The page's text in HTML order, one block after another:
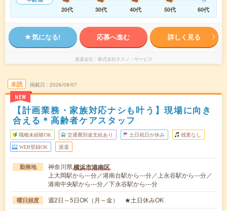
20代
30代 40代 50代 60代
気になる! 応募へ進む 詳しく見る
派遣会社 株式会社テクノ・サービス
未読
NEW
掲載日 2026/08/07
【計画業務・家族対応ナシも叶う】現場に向き
合える＊高齢者ケアスタッフ
職種未経験OK 交通費別途支給あり 土日祝日が休み 残業なし
WEB登録OK 派遣
勤務地 神奈川県横浜市港南区
上大岡駅から---分／港南台駅から---分／上永谷駅から---分／
港南中央駅から---分／下永谷駅から---分
曜日頻度 週2日～5日OK（月～金） ★土日休みOK